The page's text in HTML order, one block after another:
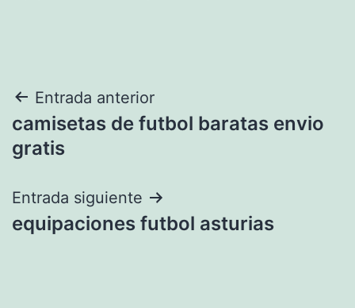
Navegación
de
Entrada anterior
camisetas de futbol baratas envio
gratis
Entrada siguiente
equipaciones futbol asturias